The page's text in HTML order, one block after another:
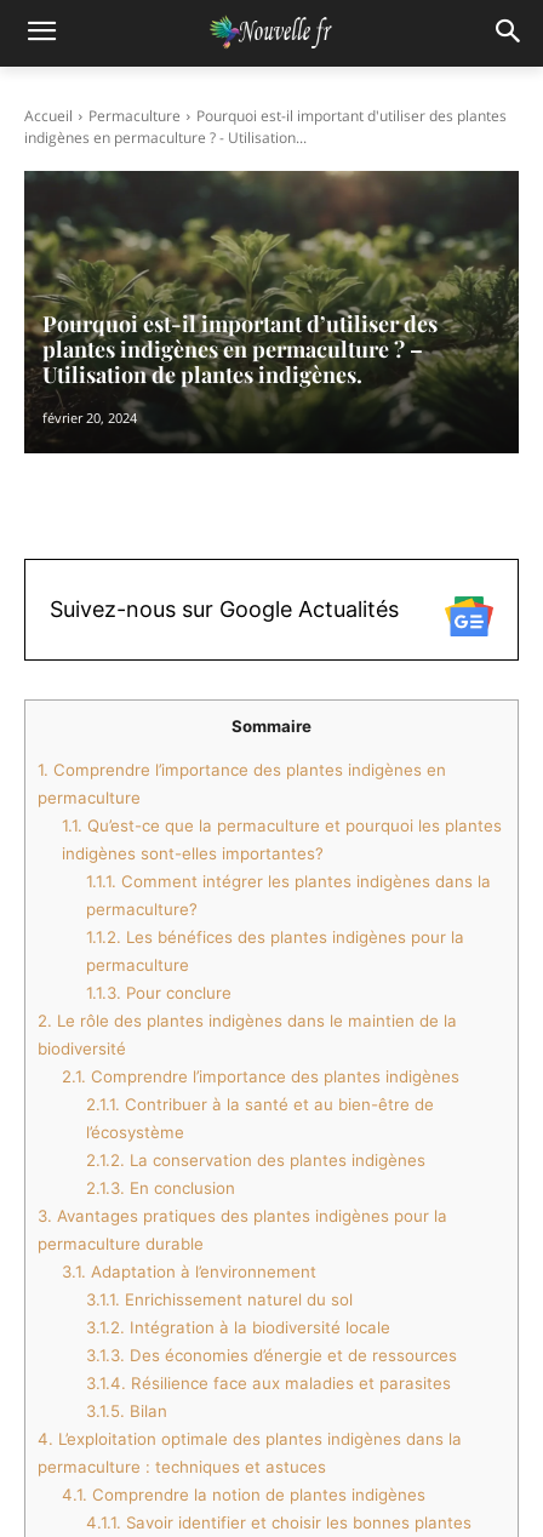
Accueil Permaculture
Pourquoi est-il important d'utiliser des plantes
indigènes en permaculture ? - Utilisation...
Pourquoi est-il important d’utiliser des
plantes indigènes en permaculture ? –
Utilisation de plantes indigènes.
février 20, 2024
Suivez-nous sur Google Actualités
Sommaire
1. Comprendre l’importance des plantes indigènes en
permaculture
1.1. Qu’est-ce que la permaculture et pourquoi les plantes
indigènes sont-elles importantes?
1.1.1. Comment intégrer les plantes indigènes dans la
permaculture?
1.1.2. Les bénéfices des plantes indigènes pour la
permaculture
1.1.3. Pour conclure
2. Le rôle des plantes indigènes dans le maintien de la
biodiversité
2.1. Comprendre l’importance des plantes indigènes
2.1.1. Contribuer à la santé et au bien-être de
l’écosystème
2.1.2. La conservation des plantes indigènes
2.1.3. En conclusion
3. Avantages pratiques des plantes indigènes pour la
permaculture durable
3.1. Adaptation à l’environnement
3.1.1. Enrichissement naturel du sol
3.1.2. Intégration à la biodiversité locale
3.1.3. Des économies d’énergie et de ressources
3.1.4. Résilience face aux maladies et parasites
3.1.5. Bilan
4. L’exploitation optimale des plantes indigènes dans la
permaculture : techniques et astuces
4.1. Comprendre la notion de plantes indigènes
4.1.1. Savoir identifier et choisir les bonnes plantes